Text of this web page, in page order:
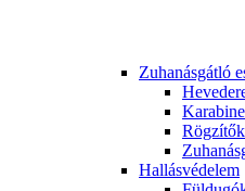
Zuhanásgátló
Hallásvédelem